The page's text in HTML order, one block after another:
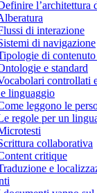
l’architettura
di interazione
di navigazione
di
e standard
controllati
linguaggio
leggono le
regole per un
collaborativa
critique
e